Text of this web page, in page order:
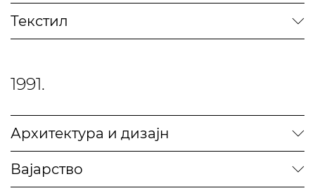
Текстил
1991.
Архитектура и дизајн
Вајарство